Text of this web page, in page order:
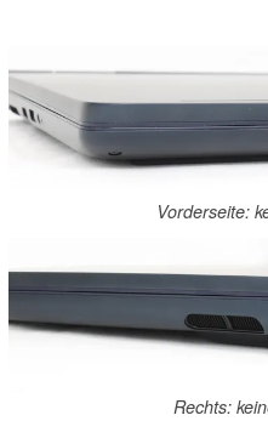
Vorderseite:
Rechts: